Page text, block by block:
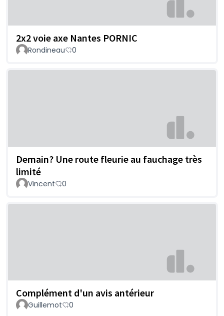
2x2 voie axe Nantes PORNIC
Rondineau 0
Demain? Une route fleurie au fauchage très
limité
Vincent 0
Complément d'un avis antérieur
Guillemot 0